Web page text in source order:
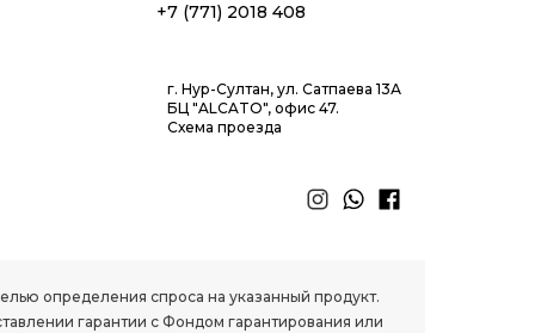
+7 (771) 2018 408
г. Нур-Султан, ул. Сатпаева 13А
БЦ "ALCATO", офис 47.
Схема проезда
определения спроса на указанный продукт.
гарантии с Фондом гарантирования или